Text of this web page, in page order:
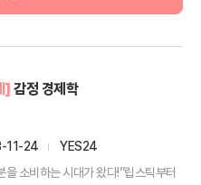
] 감정 경제학
11-24
YES24
을 소비하는 시대가 왔다!”립스틱부터